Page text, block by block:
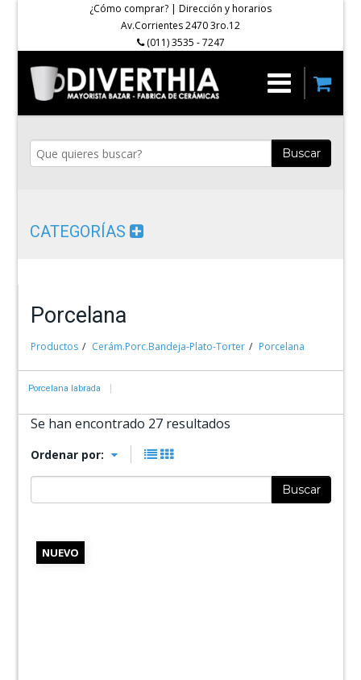
¿Cómo comprar? | Dirección y horarios
Av.Corrientes 2470 3ro.12
(011) 3535 - 7247
Buscar
CATEGORÍAS
Porcelana
Productos Cerám.Porc.Bandeja-Plato-Torter Porcelana
Porcelana labrada
Se han encontrado 27 resultados
Ordenar por:
Buscar
NUEVO